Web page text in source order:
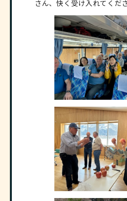
さん、快く受け入れてくだ